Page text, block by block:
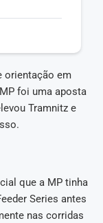
orientação em
foi uma aposta
Tramnitz e
que a MP tinha
Series antes
nas corridas